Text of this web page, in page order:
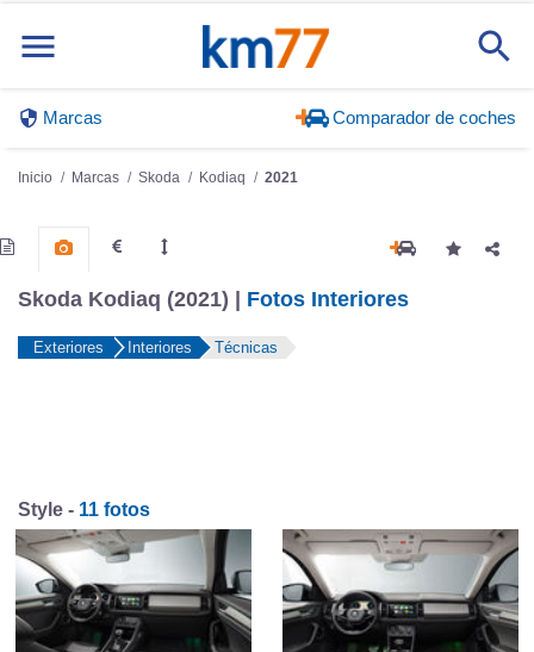
Marcas Comparador de coches
Inicio Marcas Skoda Kodiaq 2021
Skoda Kodiaq (2021) | Fotos Interiores
Exteriores Interiores Técnicas
Style - 11 fotos